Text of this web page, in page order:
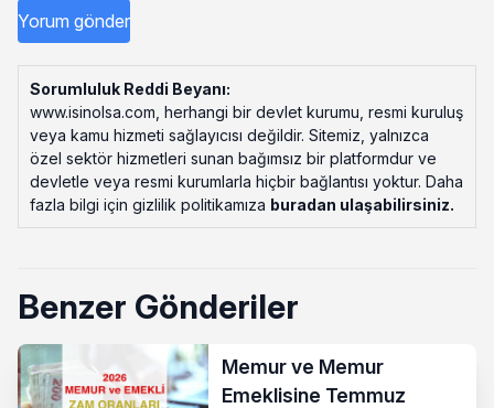
Sorumluluk Reddi Beyanı:
www.isinolsa.com, herhangi bir devlet kurumu, resmi kuruluş
veya kamu hizmeti sağlayıcısı değildir. Sitemiz, yalnızca
özel sektör hizmetleri sunan bağımsız bir platformdur ve
devletle veya resmi kurumlarla hiçbir bağlantısı yoktur. Daha
fazla bilgi için gizlilik politikamıza buradan ulaşabilirsiniz.
Benzer Gönderiler
Memur ve Memur
Emeklisine Temmuz